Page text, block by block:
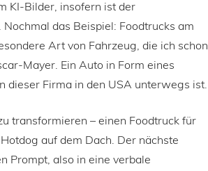
KI-Bilder, insofern ist der
das Beispiel: Foodtrucks am
Art von Fahrzeug, die ich schon
Mayer. Ein Auto in Form eines
dieser Firma in den USA unterwegs ist.
transformieren – einen Foodtruck für
auf dem Dach. Der nächste
Prompt, also in eine verbale